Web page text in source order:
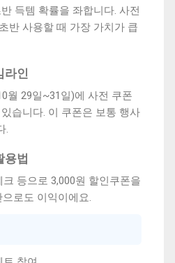
득템 확률을 좌합니다. 사전
반 사용할 때 가장 가치가 큽
라인
월 29일~31일)에 사전 쿠폰
습니다. 이 쿠폰은 보통 행사
.
용법
등으로 3,000원 할인쿠폰을
로도 이익이에요.